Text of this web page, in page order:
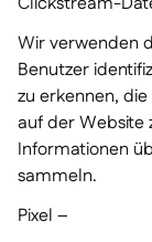
Wir verwenden
Benutzer
zu erkennen,
auf der Website
Informationen
sammeln.
Pixel –